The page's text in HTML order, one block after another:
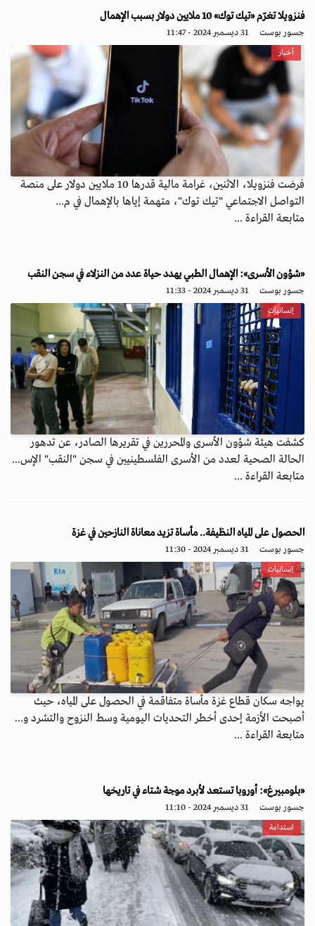
فنزويلا تغرّم «تيك توك» 10 ملايين دولار بسبب الإهمال
جسور بوست 31 ديسمبر 2024 - 11:47
أخبار
فرضت فنزويلا، الاثنين، غرامة مالية قدرها 10 ملايين دولار على منصة
التواصل الاجتماعي "تيك توك"، متهمة إياها بالإهمال في م...
متابعة القراءة ...
«شؤون الأسرى»: الإهمال الطبي يهدد حياة عدد من النزلاء في سجن النقب
جسور بوست 31 ديسمبر 2024 - 11:33
إنسانيات
كشفت هيئة شؤون الأسرى والمحررين في تقريرها الصادر، عن تدهور
الحالة الصحية لعدد من الأسرى الفلسطينيين في سجن "النقب" الإس...
متابعة القراءة ...
الحصول على المياه النظيفة.. مأساة تزيد معاناة النازحين في غزة
جسور بوست 31 ديسمبر 2024 - 11:30
إنسانيات
يواجه سكان قطاع غزة مأساة متفاقمة في الحصول على المياه، حيث
أصبحت الأزمة إحدى أخطر التحديات اليومية وسط النزوح والتشرد و...
متابعة القراءة ...
«بلومبيرغ»: أوروبا تستعد لأبرد موجة شتاء في تاريخها
جسور بوست 31 ديسمبر 2024 - 11:10
استدامة